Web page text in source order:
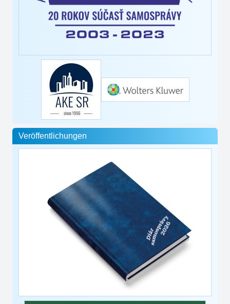
Veröffentlichungen